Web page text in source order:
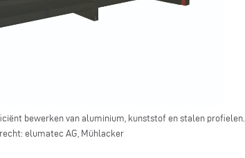
bewerken van aluminium, kunststof en stalen profielen.
elumatec AG, Mühlacker